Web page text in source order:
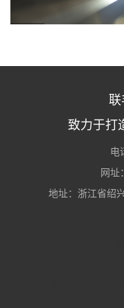
联
致力于打
电
网址
地址：浙江省绍